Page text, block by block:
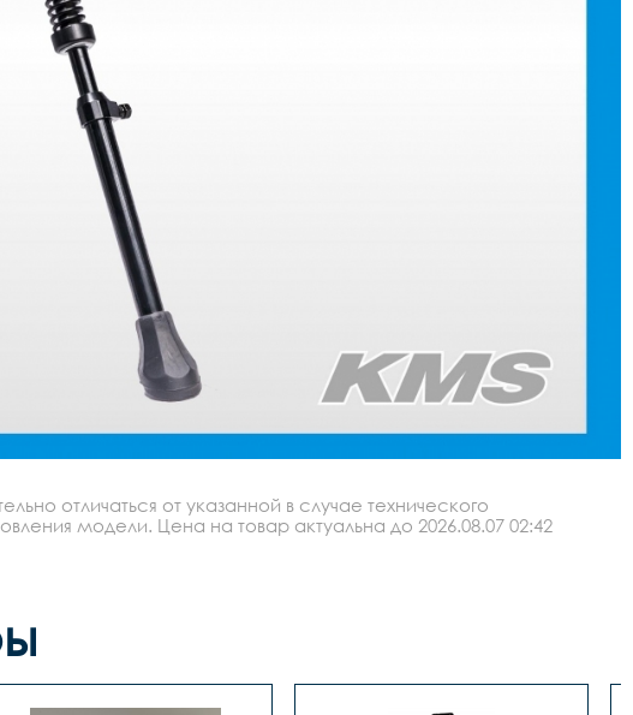
отличаться от указанной в случае технического
модели. Цена на товар актуальна до 2026.08.07 02:42